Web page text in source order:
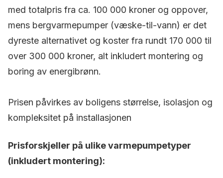
med totalpris fra ca. 100 000 kroner og oppover,
mens bergvarmepumper (væske-til-vann) er det
dyreste alternativet og koster fra rundt 170 000 til
over 300 000 kroner, alt inkludert montering og
boring av energibrønn.
Prisen påvirkes av boligens størrelse, isolasjon og
kompleksitet på installasjonen
Prisforskjeller på ulike varmepumpetyper
(inkludert montering):